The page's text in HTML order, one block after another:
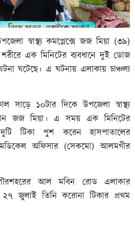
স্বাস্থ্য কমপ্লেক্সে জজ মিয়া (৩৯)
এক মিনিটের ব্যবধানে দুই ডোজ
ঘটেছে। এ ঘটনায় এলাকায় চাঞ্চল্য
১০টার দিকে উপজেলা স্বাস্থ্য
জজ মিয়া। এ সময় এক মিনিটের
টিকা পুশ করেন হাসপাতালের
অফিসার (সেকমো) আলমগীর
আল মবিন রোড এলাকার
জুলাই তিনি করোনা টিকার প্রথম